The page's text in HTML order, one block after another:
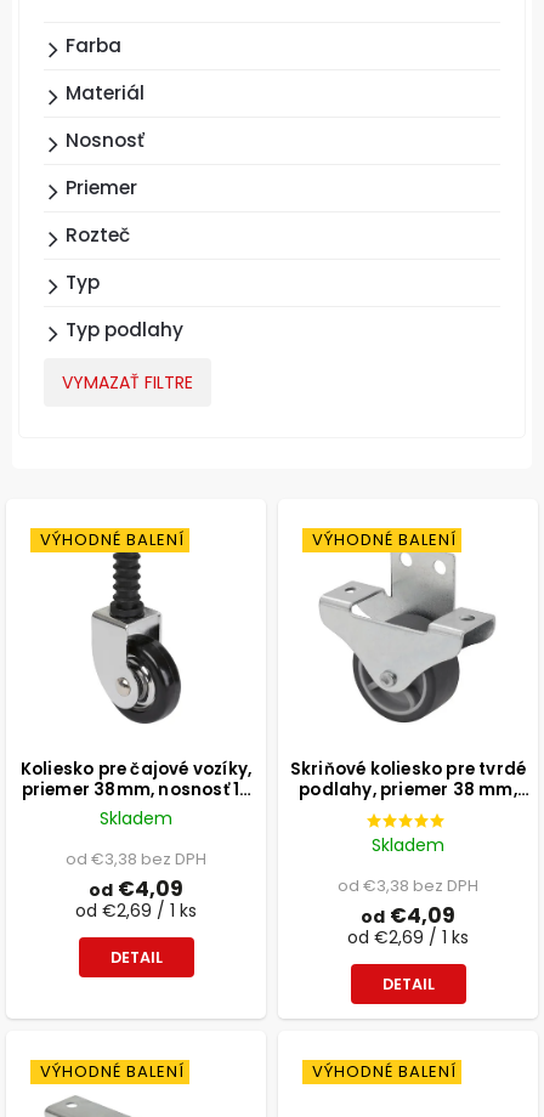
Farba
Materiál
Nosnosť
Priemer
Rozteč
Typ
Typ podlahy
VYMAZAŤ FILTRE
VÝHODNÉ BALENÍ
Koliesko pre čajové vozíky,
priemer 38mm, nosnosť 15
kg
Skladem
od €3,38 bez DPH
od €4,09
od €2,69 / 1 ks
DETAIL
VÝHODNÉ BALENÍ
Skriňové koliesko pre tvrdé
podlahy, priemer 38 mm,
nosnosť 45 kg
Skladem
od €3,38 bez DPH
od €4,09
od €2,69 / 1 ks
DETAIL
VÝHODNÉ BALENÍ VÝHODNÉ BALENÍ